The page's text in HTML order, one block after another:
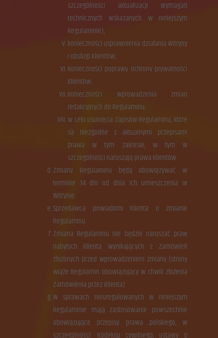
szczególności aktualizacji wymagań
technicznych wskazanych w niniejszym
Regulaminie);
konieczności usprawnienia działania Witryny
i obsługi Klientów;
konieczności poprawy ochrony prywatności
Klientów;
konieczności wprowadzenia zmian
redakcyjnych do Regulaminu;
w celu usunięcia zapisów Regulaminu, które
są niezgodne z aktualnymi przepisami
prawa w tym zakresie, w tym w
szczególności naruszają prawa Klientów.
Zmiany Regulaminu będą obowiązywać w
terminie 14 dni od dnia ich umieszczenia w
Witrynie.
Sprzedawca powiadomi Klienta o zmianie
Regulaminu.
Zmiana Regulaminu nie będzie naruszać praw
nabytych Klienta wynikających z Zamówień
złożonych przed wprowadzeniem zmiany (strony
wiąże Regulamin obowiązujący w chwili złożenia
Zamówienia przez Klienta).
W sprawach nieuregulowanych w niniejszym
Regulaminie mają zastosowanie powszechnie
obowiązujące przepisy prawa polskiego, w
szczególności: Kodeksu cywilnego; ustawy o